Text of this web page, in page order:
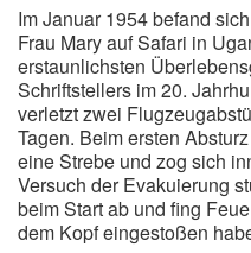
Im Januar 1954 befand
Frau Mary auf Safari in
erstaunlichsten
Schriftstellers im 20.
verletzt zwei
Tagen. Beim ersten
eine Strebe und zog sich
Versuch der Evakuierung
beim Start ab und fing
dem Kopf eingestoßen